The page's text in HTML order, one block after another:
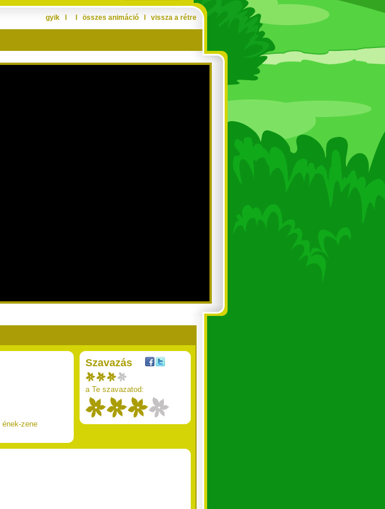
gyik összes animáció vissza a rétre
ének-zene
Szavazás
a Te szavazatod: